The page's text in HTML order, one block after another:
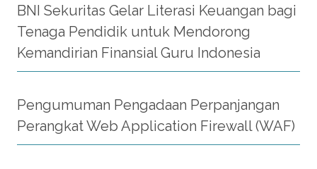
BNI Sekuritas Gelar Literasi Keuangan bagi
Tenaga Pendidik untuk Mendorong
Kemandirian Finansial Guru Indonesia
Pengumuman Pengadaan Perpanjangan
Perangkat Web Application Firewall (WAF)